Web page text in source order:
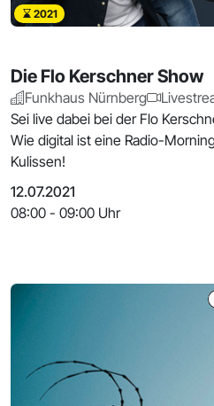
2021
Die Flo Kerschner Show
Funkhaus Nürnberg
Sei live dabei bei der Flo
Wie digital ist eine Radio-
Kulissen!
12.07.2021
08:00 - 09:00 Uhr